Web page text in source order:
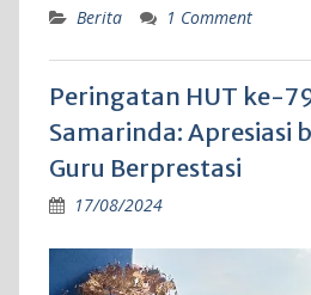
Berita 1 Comment
Peringatan HUT ke-
Samarinda: Apresiasi
Guru Berprestasi
17/08/2024